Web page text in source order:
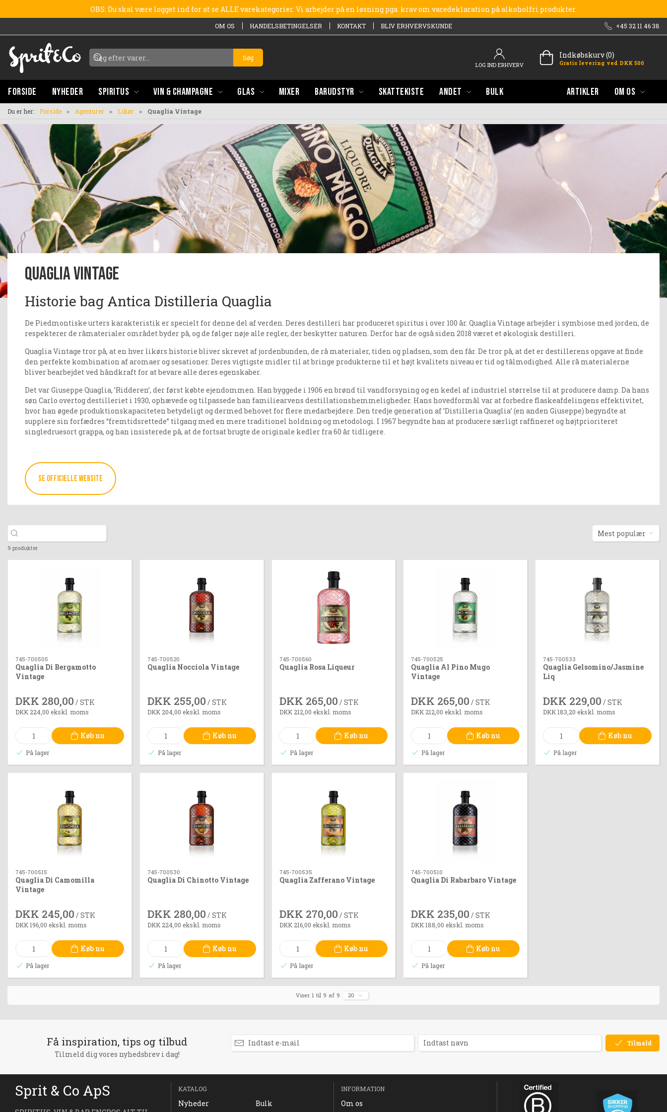
OBS: Du skal være logget ind for at se ALLE varekategorier. Vi arbejder på en løsning pga. krav om varedeklaration på alkoholfri produkter.
OM OS HANDELSBETINGELSER KONTAKT BLIV ERHVERVSKUNDE +45 32 11 46 38
Søg
LOG IND ERHVERV
Indkøbskurv (0)
Gratis levering ved DKK 500
FORSIDE NYHEDER SPIRITUS VIN & CHAMPAGNE GLAS MIXER BARUDSTYR SKATTEKISTE ANDET BULK ARTIKLER OM OS
Du er her: Forside Agenturer Likør Quaglia Vintage
Quaglia Vintage
Historie bag Antica Distilleria Quaglia
De Piedmontiske urters karakteristik er specielt for denne del af verden. Deres destilleri har produceret spiritus i over 100 år. Quaglia Vintage arbejder i symbiose med jorden, de
respekterer de råmaterialer området byder på, og de følger nøje alle regler, der beskytter naturen. Derfor har de også siden 2018 været et økologisk destilleri.
Quaglia Vintage tror på, at en hver likørs historie bliver skrevet af jordenbunden, de rå materialer, tiden og pladsen, som den får. De tror på, at det er destillerens opgave at finde
den perfekte kombination af aromaer og sesationer. Deres vigtigste midler til at bringe produkterne til et højt kvalitets niveau er tid og tålmodighed. Alle rå materialerne
bliver bearbejdet ved håndkraft for at bevare alle deres egenskaber.
Det var Giuseppe Quaglia, ’Ridderen’, der først købte ejendommen. Han byggede i 1906 en brønd til vandforsyning og en kedel af industriel størrelse til at producere damp. Da hans
søn Carlo overtog destilleriet i 1930, ophævede og tilpassede han familiearvens destillationshemmeligheder. Hans hovedformål var at forbedre flaskeafdelingens effektivitet,
hvor han øgede produktionskapaciteten betydeligt og dermed behovet for flere medarbejdere. Den tredje generation af ’Distilleria Quaglia’ (en anden Giuseppe) begyndte at
supplere sin forfædres “fremtidsrettede” tilgang med en mere traditionel holdning og metodologi. I 1967 begyndte han at producere særligt raffineret og højtprioriteret
singledruesort grappa, og han insisterede på, at de fortsat brugte de originale kedler fra 60 år tidligere.
SE OFFICIELLE WEBSITE
Mest populær
9 produkter
745-700505
Quaglia Di Bergamotto
Vintage
DKK 280,00 / STK
DKK 224,00 ekskl. moms
Køb nu
På lager
745-700520
Quaglia Nocciola Vintage
DKK 255,00 / STK
DKK 204,00 ekskl. moms
Køb nu
På lager
745-700560
Quaglia Rosa Liqueur
DKK 265,00 / STK
DKK 212,00 ekskl. moms
Køb nu
På lager
745-700525
Quaglia Al Pino Mugo
Vintage
DKK 265,00 / STK
DKK 212,00 ekskl. moms
Køb nu
På lager
745-700533
Quaglia Gelsomino/Jasmine
Liq
DKK 229,00 / STK
DKK 183,20 ekskl. moms
Køb nu
På lager
745-700515
Quaglia Di Camomilla
Vintage
DKK 245,00 / STK
DKK 196,00 ekskl. moms
Køb nu
På lager
745-700530
Quaglia Di Chinotto Vintage
DKK 280,00 / STK
DKK 224,00 ekskl. moms
Køb nu
På lager
745-700535
Quaglia Zafferano Vintage
DKK 270,00 / STK
DKK 216,00 ekskl. moms
Køb nu
På lager
745-700510
Quaglia Di Rabarbaro Vintage
DKK 235,00 / STK
DKK 188,00 ekskl. moms
Køb nu
På lager
Viser 1 til 9 af 9 20
Få inspiration, tips og tilbud
Tilmeld dig vores nyhedsbrev i dag!
Tilmeld
Sprit & Co ApS KATALOG
Nyheder Bulk
INFORMATION
Om os